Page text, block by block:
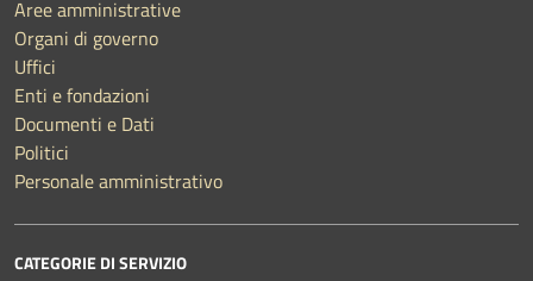
Aree amministrative
Organi di governo
Uffici
Enti e fondazioni
Documenti e Dati
Politici
Personale amministrativo
CATEGORIE DI SERVIZIO